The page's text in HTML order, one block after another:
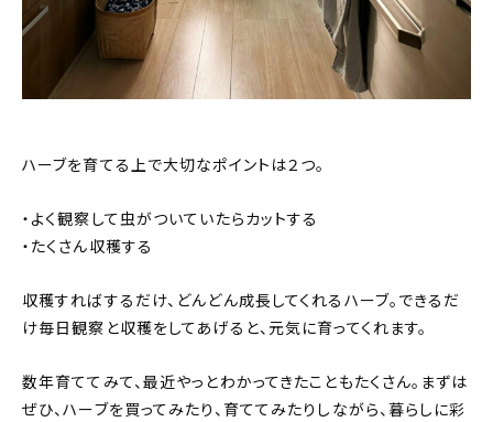
ハーブを育てる上で大切なポイントは２つ。
・よく観察して虫がついていたらカットする
・たくさん収穫する
収穫すればするだけ、どんどん成長してくれるハーブ。できるだ
け毎日観察と収穫をしてあげると、元気に育ってくれます。
数年育ててみて、最近やっとわかってきたこともたくさん。まずは
ぜひ、ハーブを買ってみたり、育ててみたりしながら、暮らしに彩